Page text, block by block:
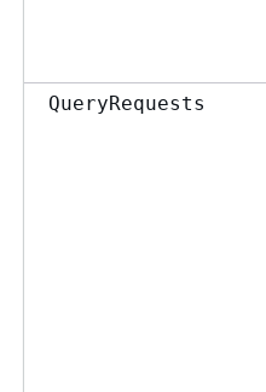
QueryRequests